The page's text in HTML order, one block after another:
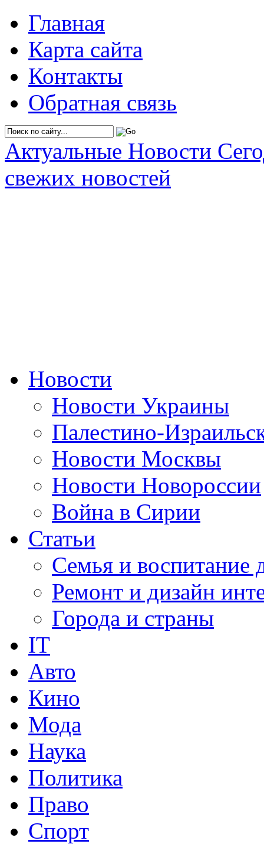
Главная
Карта сайта
Контакты
Обратная связь
Актуальные Новости
свежих новостей
Новости
Новости Украины
Палестино-
Новости Москвы
Новости Новороссии
Война в Сирии
Статьи
Семья и воспитание
Ремонт и дизайн
Города и страны
IT
Авто
Кино
Мода
Наука
Политика
Право
Спорт